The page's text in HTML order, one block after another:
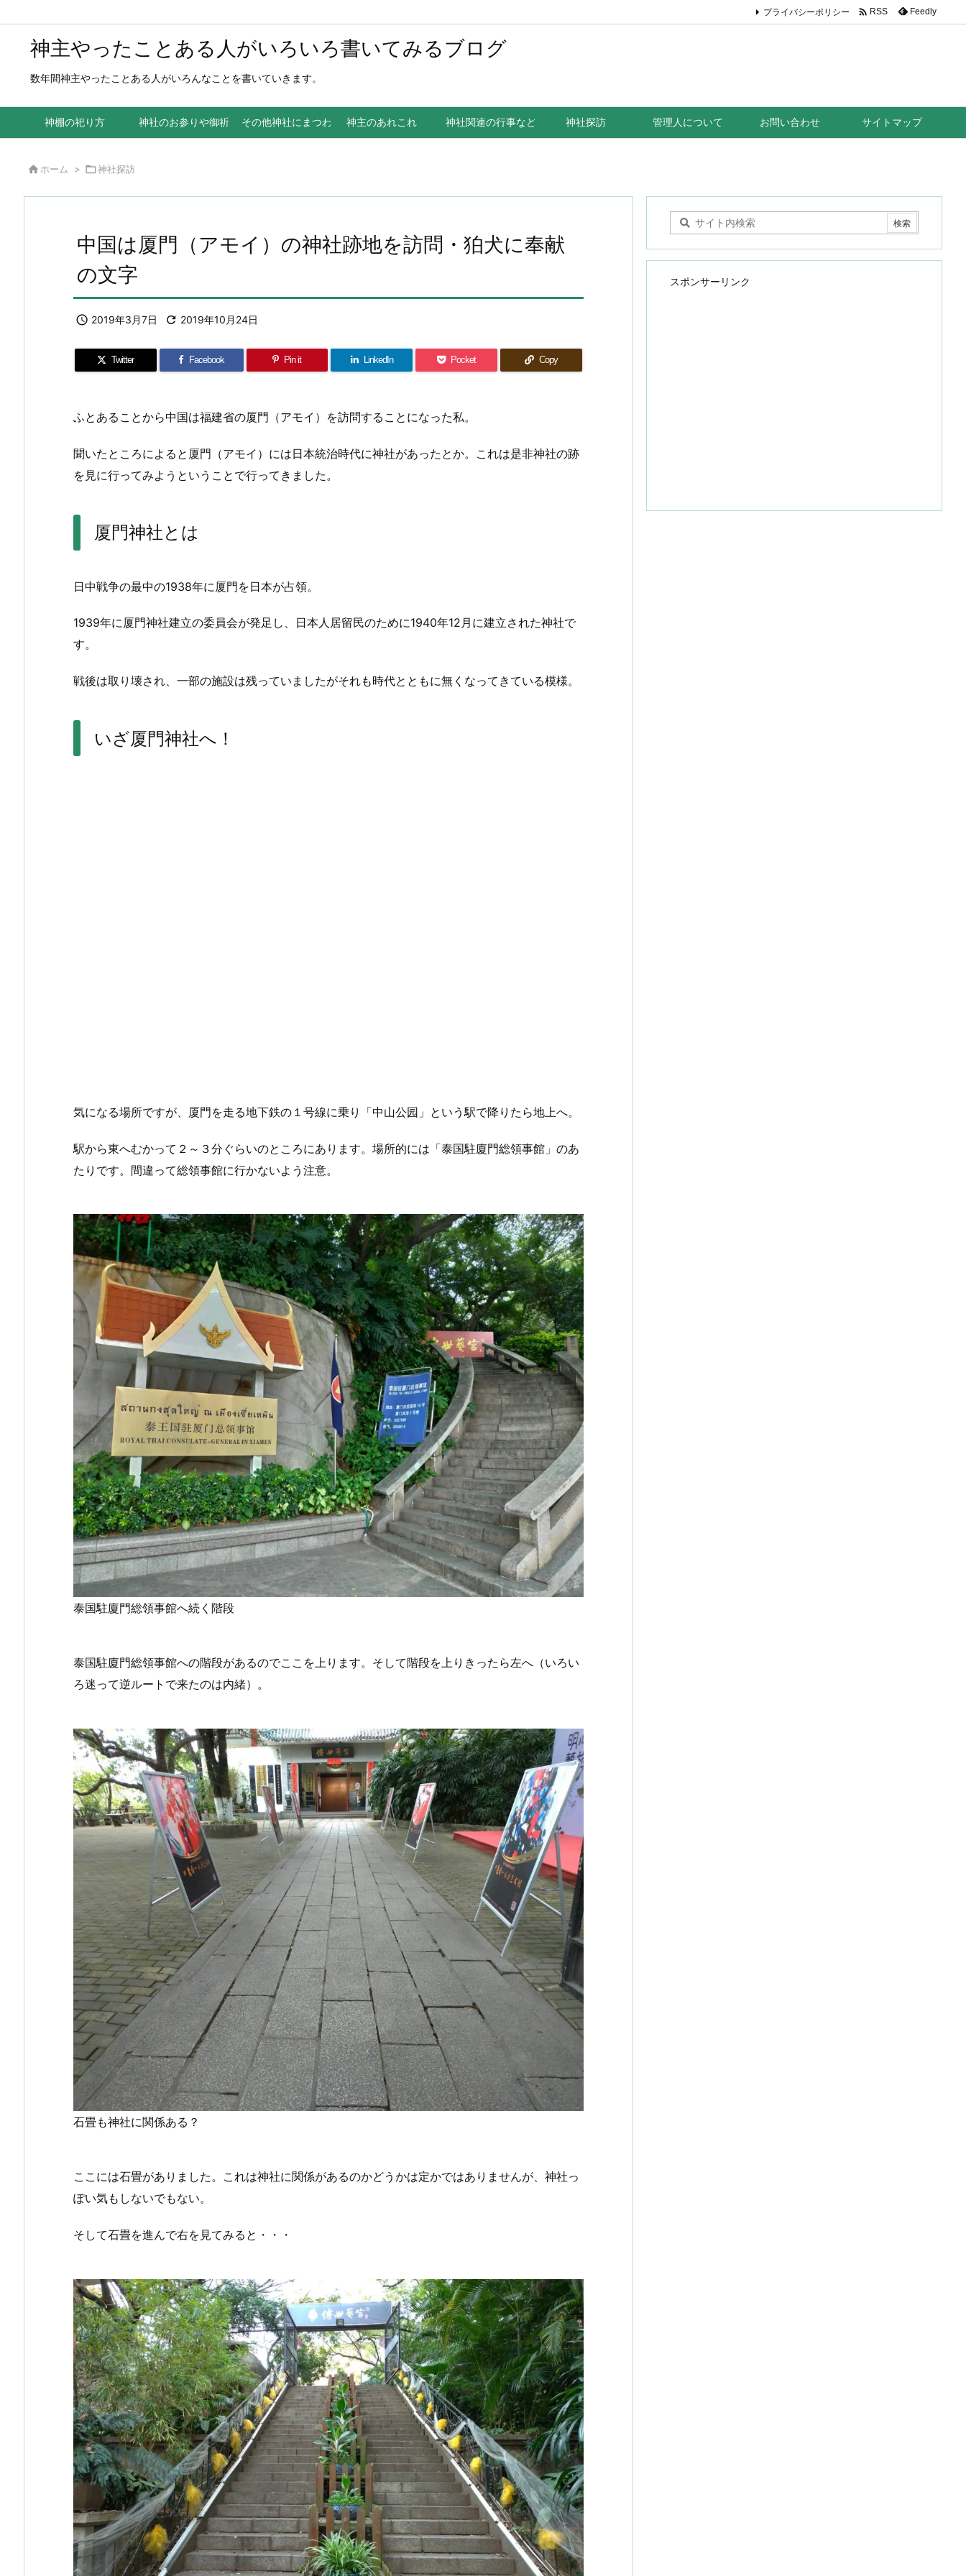
神主やったことある人がいろいろ書いてみるブログ
数年間神主やったことある人がいろんなことを書いていきます。
神棚の祀り方 神社のお参りや御祈祷 その他神社にまつわること神主のあれこれ 神社関連の行事など 神社探訪 管理人について お問い合わせ サイトマップ
プライバシーポリシー  RSS Feedly
 ホーム > 神社探訪
中国は厦門（アモイ）の神社跡地を訪問・狛犬に奉献
の文字
 2019年3月7日  2019年10月24日
Twitter Facebook Pin it LinkedIn Pocket Copy
ふとあることから中国は福建省の厦門（アモイ）を訪問することになった私。
聞いたところによると厦門（アモイ）には日本統治時代に神社があったとか。これは是非神社の跡
を見に行ってみようということで行ってきました。
厦門神社とは
日中戦争の最中の1938年に厦門を日本が占領。
1939年に厦門神社建立の委員会が発足し、日本人居留民のために1940年12月に建立された神社で
す。
戦後は取り壊され、一部の施設は残っていましたがそれも時代とともに無くなってきている模様。
いざ厦門神社へ！
気になる場所ですが、厦門を走る地下鉄の１号線に乗り「中山公园」という駅で降りたら地上へ。
駅から東へむかって２～３分ぐらいのところにあります。場所的には「泰国駐廈門総領事館」のあ
たりです。間違って総領事館に行かないよう注意。
泰国駐廈門総領事館へ続く階段
泰国駐廈門総領事館への階段があるのでここを上ります。そして階段を上りきったら左へ（いろい
ろ迷って逆ルートで来たのは内緒）。
石畳も神社に関係ある？
ここには石畳がありました。これは神社に関係があるのかどうかは定かではありませんが、神社っ
ぽい気もしないでもない。
そして石畳を進んで右を見てみると・・・
スポンサーリンク